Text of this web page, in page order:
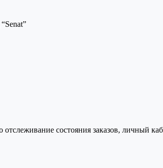
отслеживание состояния заказов, личный